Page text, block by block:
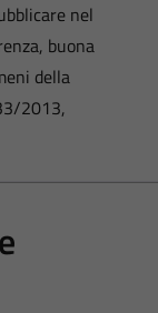
nel
buona
della
2013,